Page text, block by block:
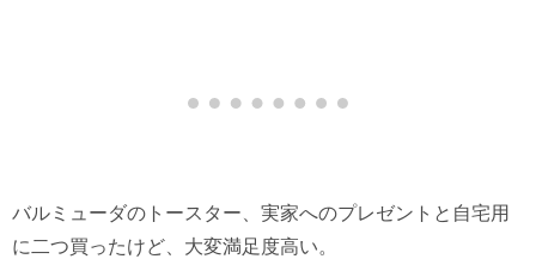
バルミューダのトースター、実家へのプレゼントと自宅用
に二つ買ったけど、大変満足度高い。